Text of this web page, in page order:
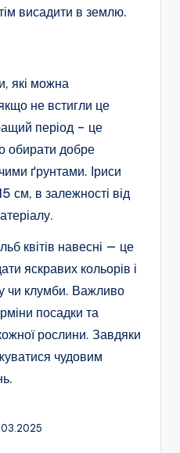
висадити в землю.
які можна
не встигли це
період – це
обирати добре
ґрунтами. Іриси
см, в залежності від
квітів навесні — це
яскравих кольорів і
чи клумби. Важливо
посадки та
рослини. Завдяки
чудовим